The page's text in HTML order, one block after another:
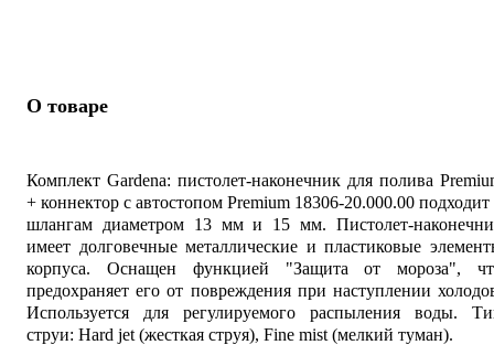
О товаре
Комплект Gardena: пистолет-наконечник для полива
+ коннектор с автостопом Premium 18306-20.000.00 подходит
шлангам диаметром 13 мм и 15 мм. Пистолет-
имеет долговечные металлические и пластиковые
корпуса. Оснащен функцией "Защита от мороза",
предохраняет его от повреждения при наступлении
Используется для регулируемого распыления воды.
струи: Hard jet (жесткая струя), Fine mist (мелкий туман).